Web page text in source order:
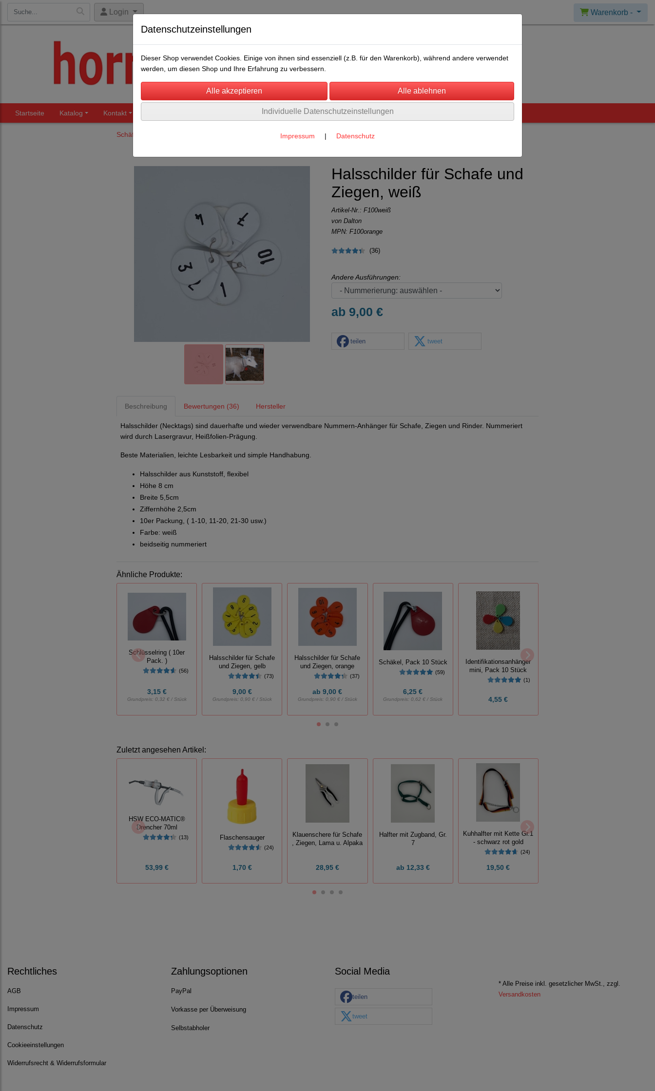
Login Warenkorb -
Startseite Katalog Kontakt Über uns Umwelt Rechtliches
Schäfereibedarf
Halsschilder für Schafe und
Ziegen, weiß
Artikel-Nr.: F100weiß
von Dalton
MPN: F100orange
(36)
Andere Ausführungen:
ab 9,00 €
teilen tweet
Beschreibung Bewertungen (36) Hersteller
Halsschilder (Necktags) sind dauerhafte und wieder verwendbare Nummern-Anhänger für Schafe, Ziegen und Rinder. Nummeriert
wird durch Lasergravur, Heißfolien-Prägung.
Beste Materialien, leichte Lesbarkeit und simple Handhabung.
Halsschilder aus Kunststoff, flexibel
Höhe 8 cm
Breite 5,5cm
Ziffernhöhe 2,5cm
10er Packung, ( 1-10, 11-20, 21-30 usw.)
Farbe: weiß
beidseitig nummeriert
Ähnliche Produkte:
Schlüsselring ( 10er
Pack. )
(56)
3,15 €
Grundpreis: 0,32 € / Stück
Halsschilder für Schafe
und Ziegen, gelb
(73)
9,00 €
Grundpreis: 0,90 € / Stück
Halsschilder für Schafe
und Ziegen, orange
(37)
ab 9,00 €
Grundpreis: 0,90 € / Stück
Schäkel, Pack 10 Stück
(59)
6,25 €
Grundpreis:0,62 € / Stück
Identifikationsanhänger
mini, Pack 10 Stück
(1)
4,55 €
Zuletzt angesehen Artikel:
HSW ECO-MATIC®
Drencher 70ml
(13)
53,99 €
Flaschensauger
(24)
1,70 €
Klauenschere für Schafe
, Ziegen, Lama u. Alpaka
28,95 €
Halfter mit Zugband, Gr.
7
ab 12,33 €
Kuhhalfter mit Kette Gr.1
- schwarz rot gold
(24)
19,50 €
Rechtliches
AGB
Impressum
Datenschutz
Cookieeinstellungen
Widerrufsrecht & Widerrufsformular
Zahlungsoptionen
PayPal
Vorkasse per Überweisung
Selbstabholer
Social Media
teilen
tweet
* Alle Preise inkl. gesetzlicher MwSt., zzgl.
Versandkosten
Datenschutzeinstellungen
Dieser Shop verwendet Cookies. Einige von ihnen sind essenziell (z.B. für den Warenkorb), während andere verwendet
werden, um diesen Shop und Ihre Erfahrung zu verbessern.
Individuelle Datenschutzeinstellungen
Impressum | Datenschutz